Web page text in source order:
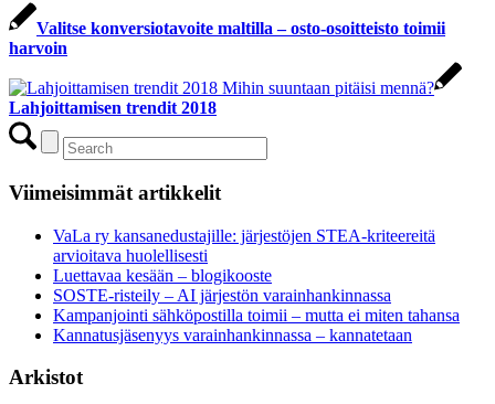
Valitse konversiotavoite maltilla – osto-osoitteisto toimii
harvoin
Lahjoittamisen trendit 2018
Viimeisimmät artikkelit
VaLa ry kansanedustajille: järjestöjen STEA-kriteereitä
arvioitava huolellisesti
Luettavaa kesään – blogikooste
SOSTE-risteily – AI järjestön varainhankinnassa
Kampanjointi sähköpostilla toimii – mutta ei miten tahansa
Kannatusjäsenyys varainhankinnassa – kannatetaan
Arkistot